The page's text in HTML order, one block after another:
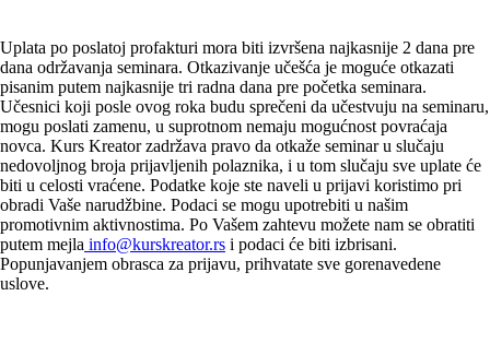
Uplata po poslatoj profakturi mora biti izvršena najkasnije 2 dana pre
dana održavanja seminara. Otkazivanje učešća je moguće otkazati
pisanim putem najkasnije tri radna dana pre početka seminara.
Učesnici koji posle ovog roka budu sprečeni da učestvuju na seminaru,
mogu poslati zamenu, u suprotnom nemaju mogućnost povraćaja
novca. Kurs Kreator zadržava pravo da otkaže seminar u slučaju
nedovoljnog broja prijavljenih polaznika, i u tom slučaju sve uplate će
biti u celosti vraćene. Podatke koje ste naveli u prijavi koristimo pri
obradi Vaše narudžbine. Podaci se mogu upotrebiti u našim
promotivnim aktivnostima. Po Vašem zahtevu možete nam se obratiti
putem mejla info@kurskreator.rs i podaci će biti izbrisani.
Popunjavanjem obrasca za prijavu, prihvatate sve gorenavedene
uslove.